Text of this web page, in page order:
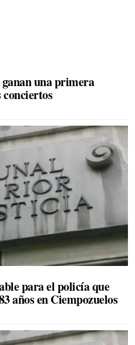
una primera
para el policía que
años en Ciempozuelos